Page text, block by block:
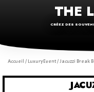
THE
CRÉEZ DES
Accueil / LuxuryEvent/ Jacuzzi Break